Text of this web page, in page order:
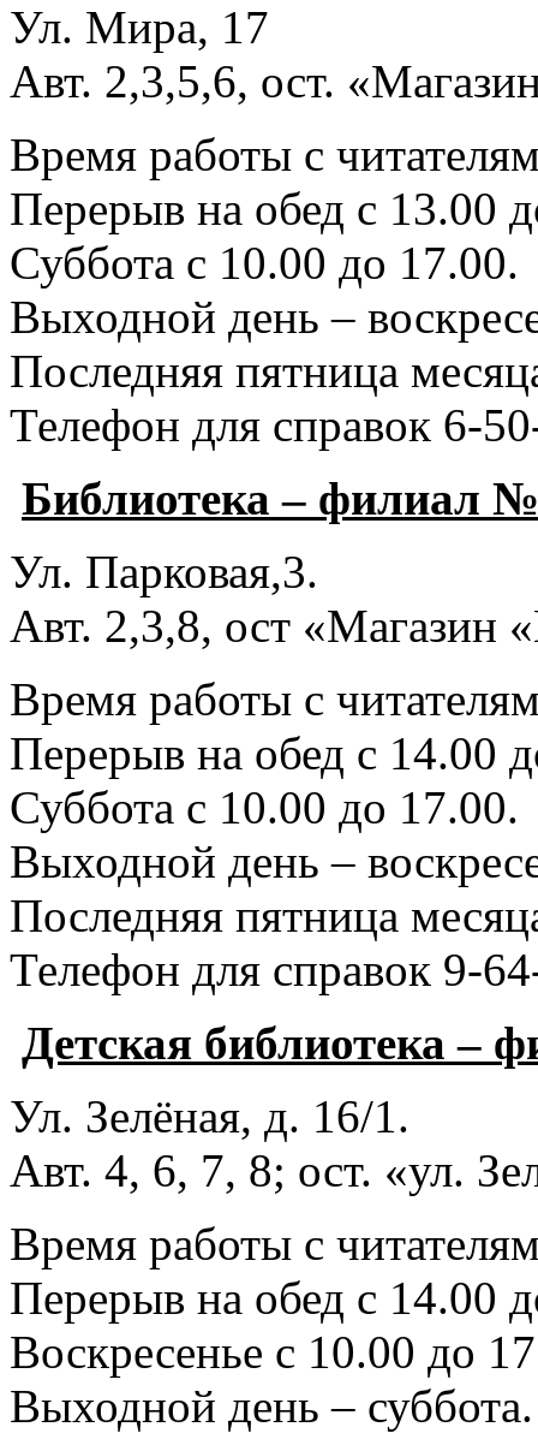
Ул. Мира, 17
Авт. 2,3,5,6, ост.
Время работы с
Перерыв на обед с 13.00
Суббота с 10.00 до 17.00.
Выходной день –
Последняя пятница
Телефон для справок 6-
Библиотека – филиал
Ул. Парковая,3.
Авт. 2,3,8, ост «Магазин
Время работы с
Перерыв на обед с 14.00
Суббота с 10.00 до 17.00.
Выходной день –
Последняя пятница
Телефон для справок 9-
Детская библиотека –
Ул. Зелёная, д. 16/1.
Авт. 4, 6, 7, 8; ост. «ул.
Время работы с
Перерыв на обед с 14.00
Воскресенье с 10.00 до
Выходной день – суббота.